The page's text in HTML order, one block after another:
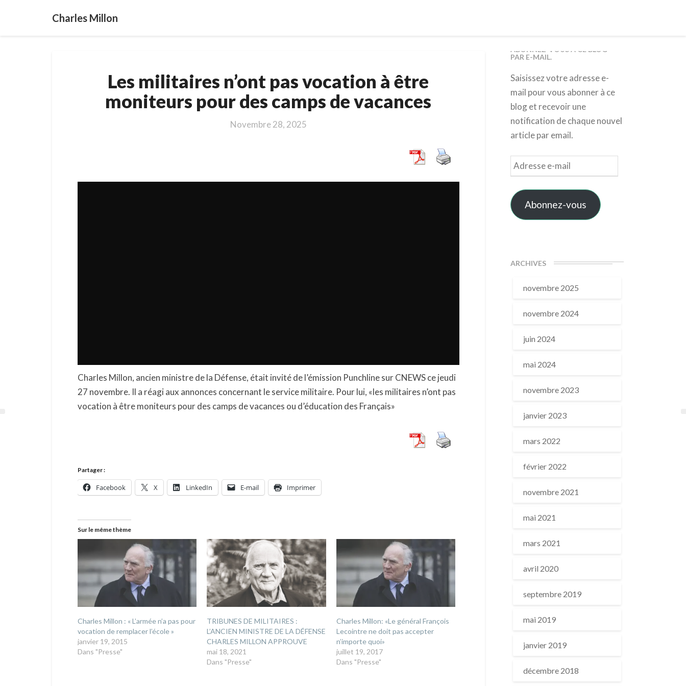
Charles Millon
militaires
n’ont
pas
à
des
Les militaires n’ont pas vocation à être
moniteurs pour des camps de vacances
Novembre 28, 2025
Charles Millon, ancien ministre de la Défense, était invité de l’émission Punchline sur CNEWS ce jeudi
27 novembre. Il a réagi aux annonces concernant le service militaire. Pour lui, «les militaires n’ont pas
vocation à être moniteurs pour des camps de vacances ou d’éducation des Français»
Partager :
Facebook X LinkedIn E-mail Imprimer
Sur le même thème
Charles Millon : « L’armée n’a pas pour
vocation de remplacer l’école »
janvier 19, 2015
Dans "Presse"
TRIBUNES DE MILITAIRES :
L’ANCIEN MINISTRE DE LA DÉFENSE
CHARLES MILLON APPROUVE
mai 18, 2021
Dans "Presse"
Charles Millon: «Le général François
Lecointre ne doit pas accepter
n’importe quoi»
juillet 19, 2017
Dans "Presse"
ABONNEZ-VOUS À CE BLOG
PAR E-MAIL.
Saisissez votre adresse e-
mail pour vous abonner à ce
blog et recevoir une
notification de chaque nouvel
article par email.
Adresse
e-
mail
Abonnez-vous
ARCHIVES
novembre 2025
novembre 2024
juin 2024
mai 2024
novembre 2023
janvier 2023
mars 2022
février 2022
novembre 2021
mai 2021
mars 2021
avril 2020
septembre 2019
mai 2019
janvier 2019
décembre 2018